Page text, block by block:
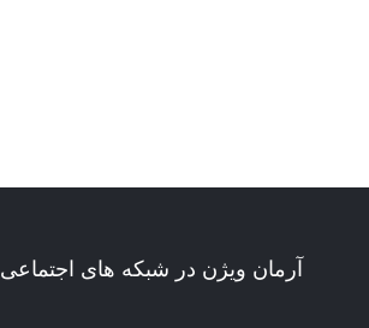
آرمان ویژن در شبکه های اجتماعی